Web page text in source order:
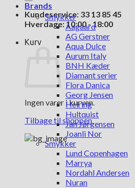
Kundeservice: 33 13 85 45
Hverdage: 10:00 - 18:00
Kurv
Ingen varer i kurven.
Tilbage til shoppen
Brands
Smykker
Aagaard
AG Gerstner
Aqua Dulce
Aurum Italy
BNH Kæder
Diamant serier
Flora Danica
Georg Jensen
Heiring
Hultquist
Jan Jørgensen
Joanli Nor
Smykker
Lund Copenhagen
Marrya
Nordahl Andersen
Nuran